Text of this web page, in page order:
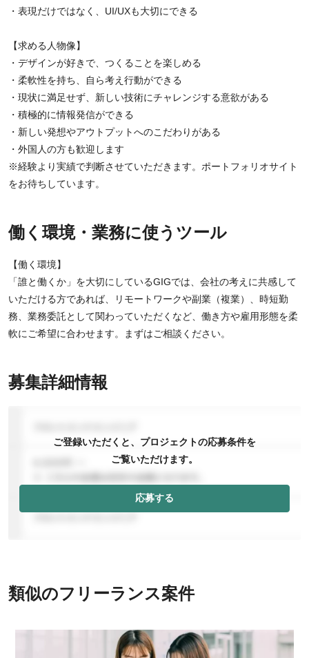
・表現だけではなく、UI/UXも大切にできる
【求める人物像】
・デザインが好きで、つくることを楽しめる
・柔軟性を持ち、自ら考え行動ができる
・現状に満足せず、新しい技術にチャレンジする意欲がある
・積極的に情報発信ができる
・新しい発想やアウトプットへのこだわりがある
・外国人の方も歓迎します
※経験より実績で判断させていただきます。ポートフォリオサイト
をお待ちしています。
働く環境・業務に使うツール
【働く環境】
「誰と働くか」を大切にしているGIGでは、会社の考えに共感して
いただける方であれば、リモートワークや副業（複業）、時短勤
務、業務委託として関わっていただくなど、働き方や雇用形態を柔
軟にご希望に合わせます。まずはご相談ください。
募集詳細情報
ご登録いただくと、プロジェクトの応募条件を
ご覧いただけます。
応募する
類似のフリーランス案件